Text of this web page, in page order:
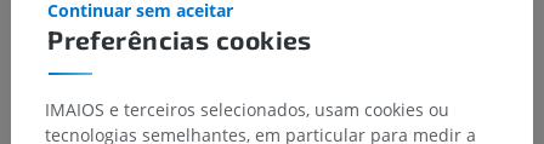
Preferências cookies
Continuar sem aceitar
IMAIOS e terceiros selecionados, usam cookies ou
tecnologias semelhantes, em particular para medir a